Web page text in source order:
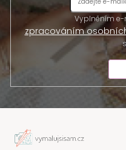
Vyplněním
zpracováním